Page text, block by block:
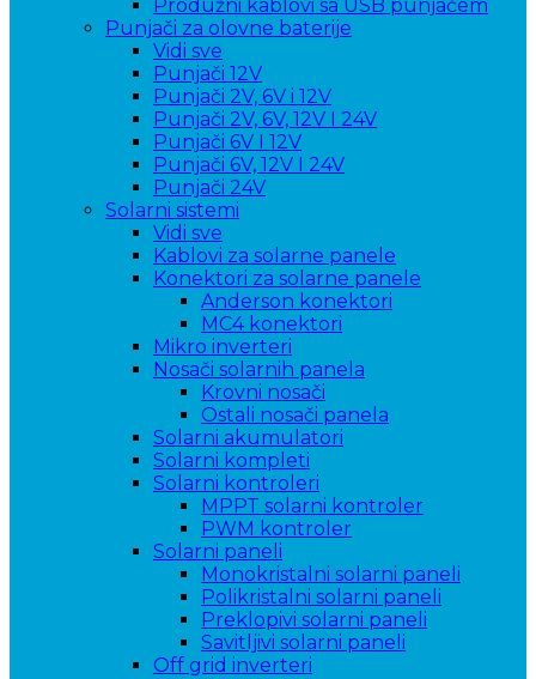
Produžni kablovi sa USB punjačem
Punjači za olovne baterije
Vidi sve
Punjači 12V
Punjači 2V, 6V i 12V
Punjači 2V, 6V, 12V I 24V
Punjači 6V I 12V
Punjači 6V, 12V I 24V
Punjači 24V
Solarni sistemi
Vidi sve
Kablovi za solarne panele
Konektori za solarne panele
Anderson konektori
MC4 konektori
Mikro inverteri
Nosači solarnih panela
Krovni nosači
Ostali nosači panela
Solarni akumulatori
Solarni kompleti
Solarni kontroleri
MPPT solarni kontroler
PWM kontroler
Solarni paneli
Monokristalni solarni paneli
Polikristalni solarni paneli
Preklopivi solarni paneli
Savitljivi solarni paneli
Off grid inverteri